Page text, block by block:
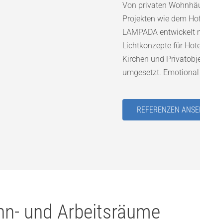
Von privaten
Projekten wie dem
LAMPADA entwickelt
Lichtkonzepte für
Kirchen und
umgesetzt. Emotional
REFERENZEN
und Arbeitsräume